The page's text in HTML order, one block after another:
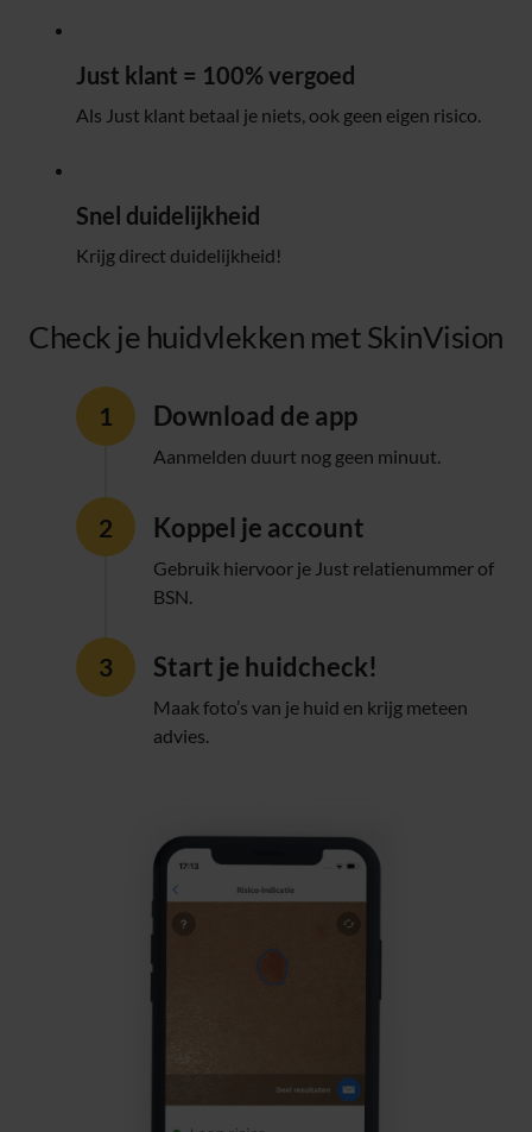
Just klant = 100% vergoed
Als Just klant betaal je niets, ook geen eigen risico.
Snel duidelijkheid
Krijg direct duidelijkheid!
Check je huidvlekken met SkinVision
Download de app
Aanmelden duurt nog geen minuut.
Koppel je account
Gebruik hiervoor je Just relatienummer of
BSN.
Start je huidcheck!
Maak foto’s van je huid en krijg meteen
advies.